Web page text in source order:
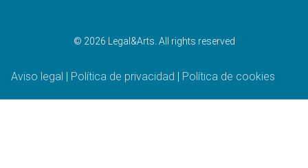
© 2026 Legal&Arts. All rights reserved
Aviso legal | Política de privacidad | Política de cookies